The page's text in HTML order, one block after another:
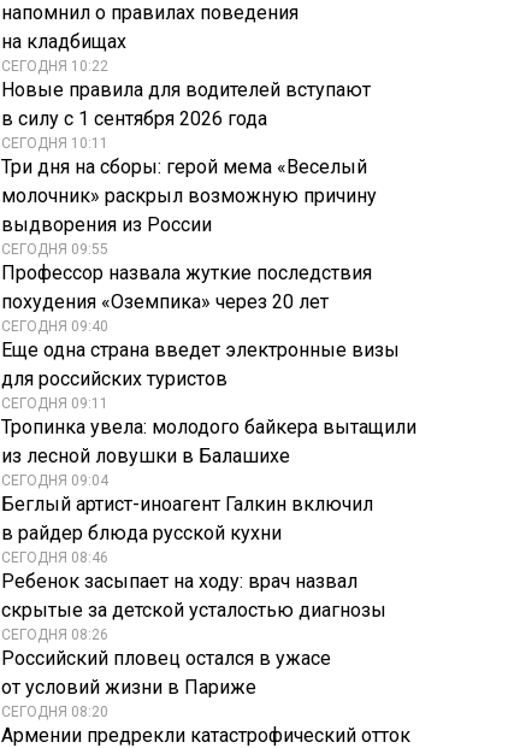
напомнил о правилах поведения
на кладбищах
СЕГОДНЯ 10:22
Новые правила для водителей вступают
в силу с 1 сентября 2026 года
СЕГОДНЯ 10:11
Три дня на сборы: герой мема «Веселый
молочник» раскрыл возможную причину
выдворения из России
СЕГОДНЯ 09:55
Профессор назвала жуткие последствия
похудения «Оземпика» через 20 лет
СЕГОДНЯ 09:40
Еще одна страна введет электронные визы
для российских туристов
СЕГОДНЯ 09:11
Тропинка увела: молодого байкера вытащили
из лесной ловушки в Балашихе
СЕГОДНЯ 09:04
Беглый артист-иноагент Галкин включил
в райдер блюда русской кухни
СЕГОДНЯ 08:46
Ребенок засыпает на ходу: врач назвал
скрытые за детской усталостью диагнозы
СЕГОДНЯ 08:26
Российский пловец остался в ужасе
от условий жизни в Париже
СЕГОДНЯ 08:20
Армении предрекли катастрофический отток